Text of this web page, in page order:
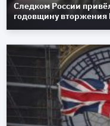
Следком России
годовщину вторжения